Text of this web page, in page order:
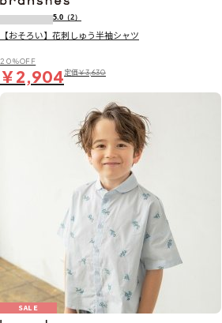
5.0 （2）
【おそろい】花刺しゅう半袖シャツ
20％OFF
￥2,904定価￥3,630
SALE